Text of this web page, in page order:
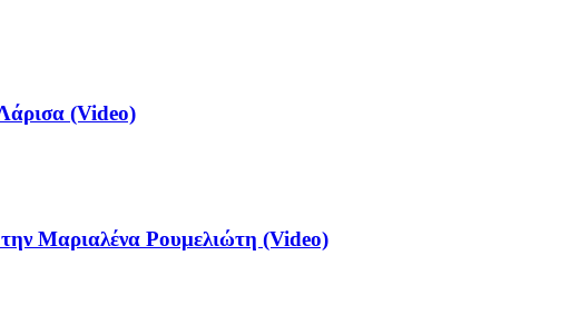
(Video)
Μαριαλένα Ρουμελιώτη (Video)